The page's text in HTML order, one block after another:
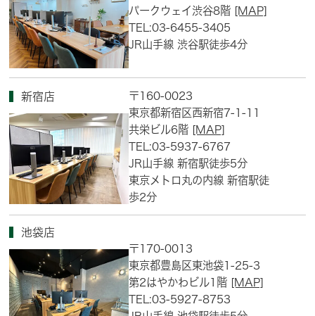
パークウェイ渋谷8階 [MAP]
TEL:03-6455-3405
JR山手線 渋谷駅徒歩4分
新宿店
〒160-0023
東京都新宿区西新宿7-1-11
共栄ビル6階 [MAP]
TEL:03-5937-6767
JR山手線 新宿駅徒歩5分
東京メトロ丸の内線 新宿駅徒
歩2分
池袋店
〒170-0013
東京都豊島区東池袋1-25-3
第2はやかわビル1階 [MAP]
TEL:03-5927-8753